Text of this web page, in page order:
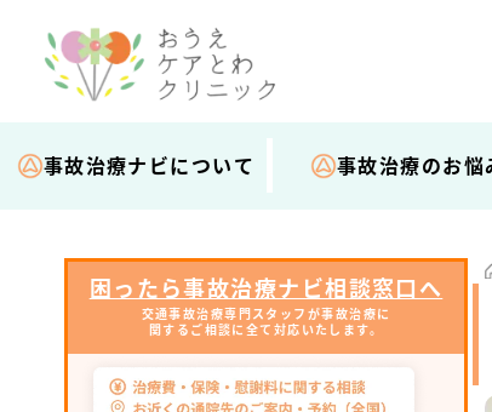
事故治療ナビについて 事故治療のお悩
困ったら事故治療ナビ相談窓口へ
交通事故治療専門スタッフが事故治療に
関するご相談に全て対応いたします。